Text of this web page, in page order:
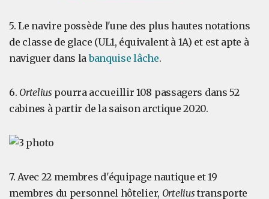
5. Le navire possède l'une des plus hautes notations
de classe de glace (UL1, équivalent à 1A) et est apte à
naviguer dans labanquise lâche.
6. Ortelius pourra accueillir 108 passagers dans 52
cabines à partir de la saison arctique 2020.
7. Avec 22 membres d'équipage nautique et 19
membres du personnel hôtelier, Orteliustransporte